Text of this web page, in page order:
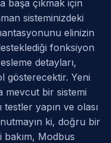
başa çıkmak için
sisteminizdeki
elinizin
fonksiyon
detayları,
gösterecektir. Yeni
mevcut bir sistemi
yapın ve olası
ki, doğru bir
bakım, Modbus